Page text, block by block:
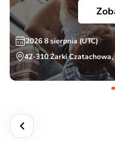
2026 8 sierpnia (UTC)
42-310 Żarki